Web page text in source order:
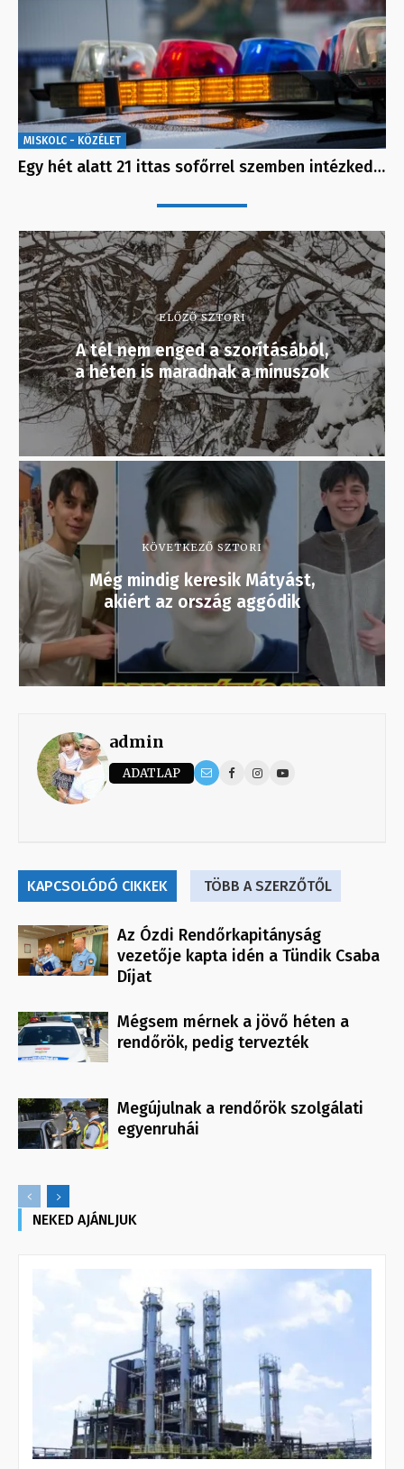
MISKOLC - KÖZÉLET
Egy hét alatt 21 ittas sofőrrel szemben intézked…
ELŐZŐ SZTORI
A tél nem enged a szorításából,
a héten is maradnak a mínuszok
KÖVETKEZŐ SZTORI
Még mindig keresik Mátyást,
akiért az ország aggódik
admin
ADATLAP
KAPCSOLÓDÓ CIKKEK TÖBB A SZERZŐTŐL
Az Ózdi Rendőrkapitányság
vezetője kapta idén a Tündik Csaba
Díjat
Mégsem mérnek a jövő héten a
rendőrök, pedig tervezték
Megújulnak a rendőrök szolgálati
egyenruhái
NEKED AJÁNLJUK